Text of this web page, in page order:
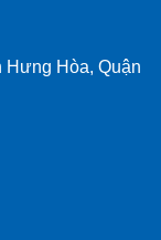
Hưng Hòa, Quận